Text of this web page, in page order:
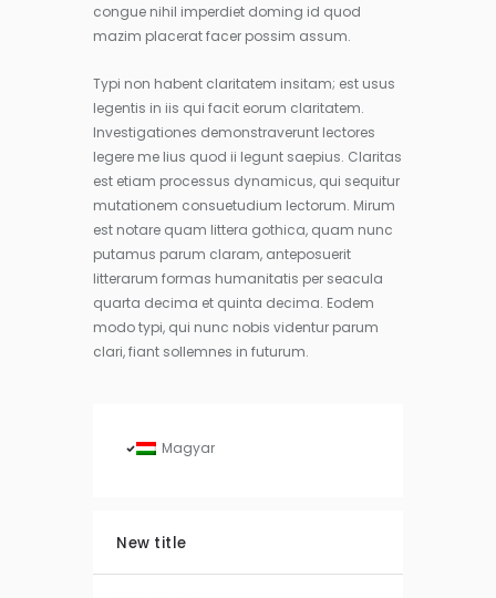
congue nihil imperdiet doming id quod
mazim placerat facer possim assum.
Typi non habent claritatem insitam; est usus
legentis in iis qui facit eorum claritatem.
Investigationes demonstraverunt lectores
legere me lius quod ii legunt saepius. Claritas
est etiam processus dynamicus, qui sequitur
mutationem consuetudium lectorum. Mirum
est notare quam littera gothica, quam nunc
putamus parum claram, anteposuerit
litterarum formas humanitatis per seacula
quarta decima et quinta decima. Eodem
modo typi, qui nunc nobis videntur parum
clari, fiant sollemnes in futurum.
Magyar
New title